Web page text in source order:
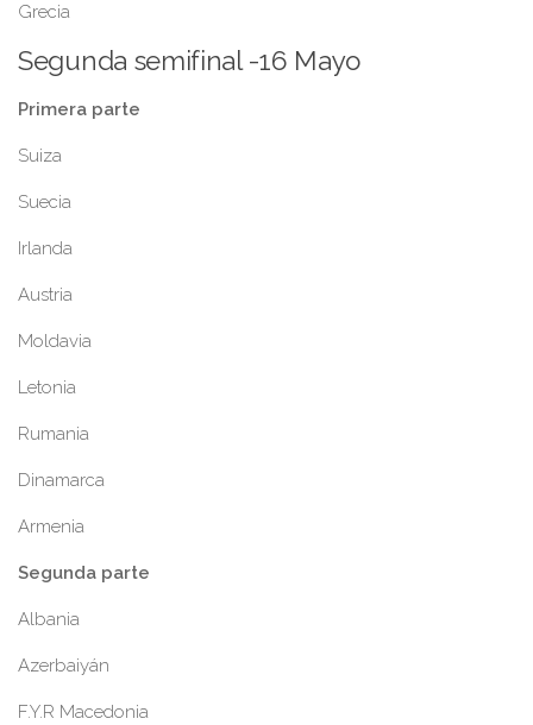
Grecia
Segunda semifinal -16 Mayo
Primera parte
Suiza
Suecia
Irlanda
Austria
Moldavia
Letonia
Rumania
Dinamarca
Armenia
Segunda parte
Albania
Azerbaiyán
F.Y.R Macedonia